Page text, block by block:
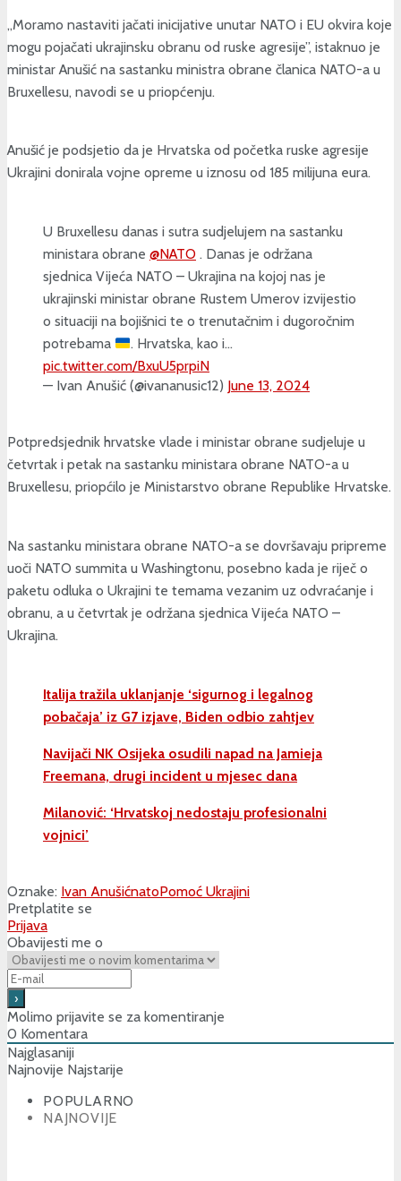
„Moramo nastaviti jačati inicijative unutar NATO i EU okvira koje
mogu pojačati ukrajinsku obranu od ruske agresije”, istaknuo je
ministar Anušić na sastanku ministra obrane članica NATO-a u
Bruxellesu, navodi se u priopćenju.
Anušić je podsjetio da je Hrvatska od početka ruske agresije
Ukrajini donirala vojne opreme u iznosu od 185 milijuna eura.
U Bruxellesu danas i sutra sudjelujem na sastanku
ministara obrane @NATO . Danas je održana
sjednica Vijeća NATO – Ukrajina na kojoj nas je
ukrajinski ministar obrane Rustem Umerov izvijestio
o situaciji na bojišnici te o trenutačnim i dugoročnim
potrebama
. Hrvatska, kao i…
pic.twitter.com/BxuU5prpiN
— Ivan Anušić (@ivananusic12) June 13, 2024
Potpredsjednik hrvatske vlade i ministar obrane sudjeluje u
četvrtak i petak na sastanku ministara obrane NATO-a u
Bruxellesu, priopćilo je Ministarstvo obrane Republike Hrvatske.
Na sastanku ministara obrane NATO-a se dovršavaju pripreme
uoči NATO summita u Washingtonu, posebno kada je riječ o
paketu odluka o Ukrajini te temama vezanim uz odvraćanje i
obranu, a u četvrtak je održana sjednica Vijeća NATO –
Ukrajina.
Italija tražila uklanjanje ‘sigurnog i legalnog
pobačaja’ iz G7 izjave, Biden odbio zahtjev
Navijači NK Osijeka osudili napad na Jamieja
Freemana, drugi incident u mjesec dana
Milanović: ‘Hrvatskoj nedostaju profesionalni
vojnici’
Oznake: Ivan AnušićnatoPomoć Ukrajini
Pretplatite se
Prijava
Obavijesti me o
Molimo prijavite se za komentiranje
0 Komentara
Najglasaniji
Najnovije Najstarije
POPULARNO
NAJNOVIJE